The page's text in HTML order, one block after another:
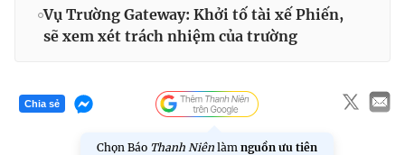
Vụ Trường Gateway: Khởi tố tài xế Phiến,
sẽ xem xét trách nhiệm của trường
Chia sẻ
Chọn Báo Thanh Niên làm nguồn ưu tiên